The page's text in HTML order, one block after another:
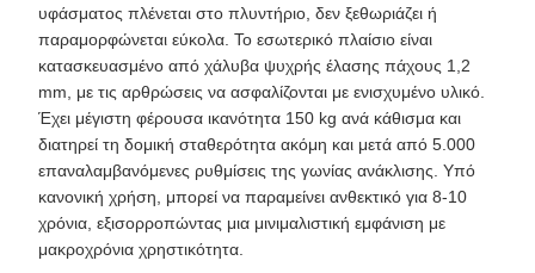
υφάσματος πλένεται στο πλυντήριο, δεν ξεθωριάζει ή
παραμορφώνεται εύκολα. Το εσωτερικό πλαίσιο είναι
κατασκευασμένο από χάλυβα ψυχρής έλασης πάχους 1,2
mm, με τις αρθρώσεις να ασφαλίζονται με ενισχυμένο υλικό.
Έχει μέγιστη φέρουσα ικανότητα 150 kg ανά κάθισμα και
διατηρεί τη δομική σταθερότητα ακόμη και μετά από 5.000
επαναλαμβανόμενες ρυθμίσεις της γωνίας ανάκλισης. Υπό
κανονική χρήση, μπορεί να παραμείνει ανθεκτικό για 8-10
χρόνια, εξισορροπώντας μια μινιμαλιστική εμφάνιση με
μακροχρόνια χρηστικότητα.